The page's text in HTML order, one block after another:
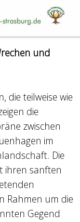
und
die teilweise wie
die
zwischen
im
Die
ihren sanften
Rahmen um die
Gegend